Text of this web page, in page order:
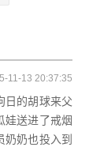
11-13 20:37:35
日的胡球来父
娃送进了戒烟
奶也投入到